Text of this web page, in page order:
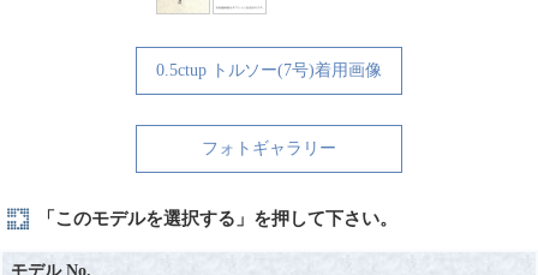
0.5ctup トルソー(7号)着用画像
フォトギャラリー
「このモデルを選択する」を押して下さい。
モデル No.